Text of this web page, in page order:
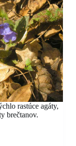
rastúce agáty,
brečtanov.